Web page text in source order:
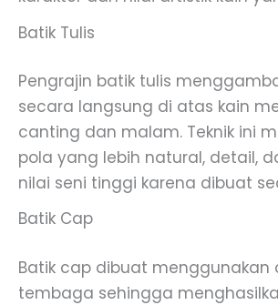
Batik Tulis
Pengrajin batik tulis
secara langsung di atas kain
canting dan malam. Teknik ini
pola yang lebih natural, detail,
nilai seni tinggi karena dibuat
Batik Cap
Batik cap dibuat menggunakan
tembaga sehingga